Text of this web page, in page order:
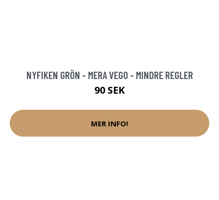
NYFIKEN GRÖN - MERA VEGO - MINDRE REGLER
90 SEK
MER INFO!